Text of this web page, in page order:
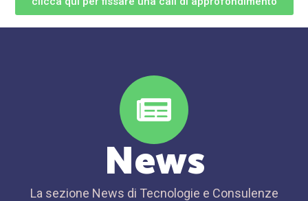
News
La sezione News di Tecnologie e Consulenze